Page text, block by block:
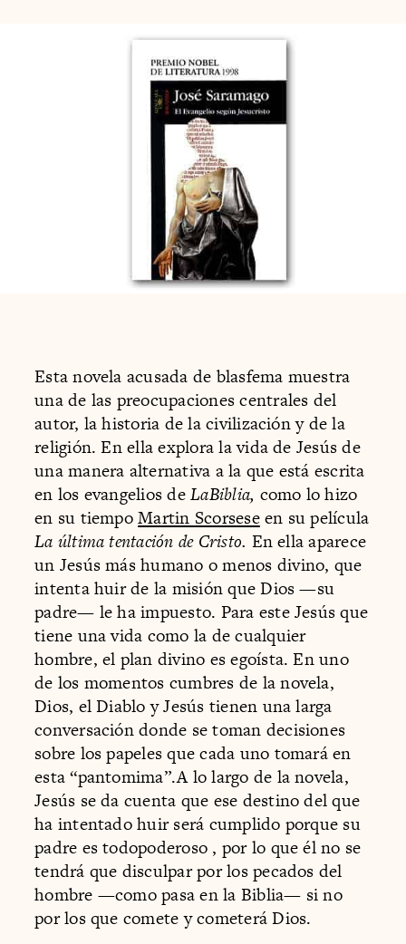
Esta novela acusada de blasfema muestra
una de las preocupaciones centrales del
autor, la historia de la civilización y de la
religión. En ella explora la vida de Jesús de
una manera alternativa a la que está escrita
en los evangelios deLaBiblia, como lo hizo
en su tiempoMartin Scorseseen su película
La última tentación de Cristo. En ella aparece
un Jesús más humano o menos divino, que
intenta huir de la misión que Dios —su
padre— le ha impuesto. Para este Jesús que
tiene una vida como la de cualquier
hombre, el plan divino es egoísta. En uno
de los momentos cumbres de la novela,
Dios, el Diablo y Jesús tienen una larga
conversación donde se toman decisiones
sobre los papeles que cada uno tomará en
esta “pantomima”.A lo largo de la novela,
Jesús se da cuenta que ese destino del que
ha intentado huir será cumplido porque su
padre es todopoderoso , por lo que él no se
tendrá que disculpar por los pecados del
hombre —como pasa en la Biblia— si no
por los que comete y cometerá Dios.